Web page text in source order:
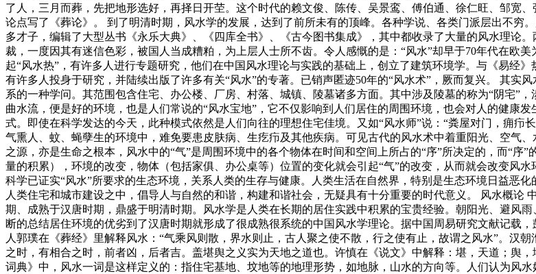
了人，三月而葬，先把地形选好，再择日开茔。这个时代的赖文俊、陈传、吴景鸾、傅伯通、徐仁旺、邹宽
论点写了《葬论》。 到了明清时期，风水学的发展，达到了前所未有的顶峰。各种学说、各类门派层出不穷
多才子，编辑了大型丛书《永乐大典》、《四库全书》、《古今图书集成》，其中都收录了大量的风水理论
裁，一度因其有迷信色彩，被国人当成糟粕，为上层人士所不齿。令人感慨的是：“风水”却早于70年代在欧
起“风水热”，有许多人进行专题研究，他们在中国风水理论与实践的基础上，创立了建筑环境学。与《易经
有许多人投身于研究，并陆续出版了许多有关“风水”的专著。已销声匿迹50年的“风水术”，厥而复兴。 其实
系的一种学问。其范围包含住宅、办公楼、厂房、村落、城镇、陵墓诸多方面。其中涉及陵墓的称为“阴宅”
曲水流，便是好的环境，也是人们常说的“风水宝地”，它不仅影响到人们居住的周围环境，也会对人的健康
式。即使在科学发达的今天，此种模式依然是人们向往的理想住宅佳境。又如“风水师”说：“粪屋对门，痈
气熏人、蚊、蝇孽生的环境中，难免要患皮肤病、生疙疖及其他疾病。可见古代的风水术中着重阳光、空气
之源，亦是生命之根本，风水中的“气”是周围环境中的各个物体在时间和空间上所占的“序”所决定的，而“
量的积累），环境的改变，物体（包括家俱、办公桌等）位置的变化就会引起“气”的改变，从而就会改变风
科学已证实“风水”所要求的生态环境，关系人类的生存与健康。人类生活在自然界，特别是生态环境日益恶
人类住宅和城市建设之中，倡导人与自然的和谐，构建和谐社会，无疑具有十分重要的时代意义。 风水概
期、成熟于汉唐时期，鼎盛于明清时期。风水学是人类在长期的居住实践中积累的宝贵经验。朝阳光、避风
断的总结居住环境的优劣到了汉唐时期就形成了很成熟很系统的中国风水学理论。据中国周易研究文献记载
人郭璞在《葬经》里解释风水：“气乘风则散，界水则止，古人聚之使不散，行之使有止，故谓之风水”。汉
之时，有相合之时，前者凶，后者吉。盖堪舆之义实为天地之道也。许慎在《说文》中解释：堪，天道；舆
词典》中，风水一词是这样定义的：指住宅基地、坟地等的地理形势，如地脉，山水的方向等。人们认为风